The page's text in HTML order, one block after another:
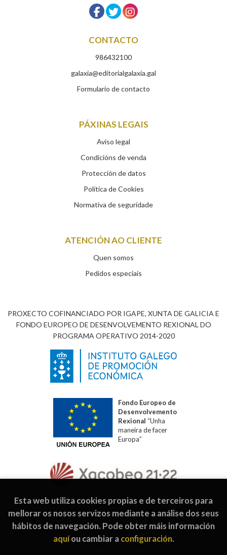
CONTACTO
986432100
galaxia@editorialgalaxia.gal
Formulario de contacto
PÁXINAS LEGAIS
Aviso legal
Condicións de venda
Protección de datos
Política de Cookies
Normativa de seguridade
ATENCIÓN AO CLIENTE
Quen somos
Pedidos especiais
PROXECTO COFINANCIADO POR IGAPE, XUNTA DE GALICIA E
FONDO EUROPEO DE DESENVOLVEMENTO REXIONAL DO
PROGRAMA OPERATIVO 2014-2020
Fondo Europeo de
Desenvolvemento
Rexional “Unha
maneira de facer
Europa”
2026 ©Editorial Galaxia . Todos os dereitos reservados |
Grupo Trevenque
Esta web utiliza cookies propias e de terceiros para
mellorar os nosos servizos mediante a análise dos seus
hábitos de navegación. Pode obter máis información
aquíou cambiar a configuración.